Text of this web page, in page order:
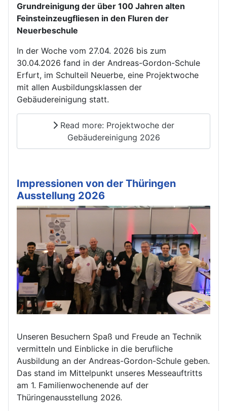
Grundreinigung der über 100 Jahren alten
Feinsteinzeugfliesen in den Fluren der
Neuerbeschule
In der Woche vom 27.04. 2026 bis zum
30.04.2026 fand in der Andreas-Gordon-Schule
Erfurt, im Schulteil Neuerbe, eine Projektwoche
mit allen Ausbildungsklassen der
Gebäudereinigung statt.
Read more: Projektwoche der
Gebäudereinigung 2026
Impressionen von der Thüringen
Ausstellung 2026
Unseren Besuchern Spaß und Freude an Technik
vermitteln und Einblicke in die berufliche
Ausbildung an der Andreas-Gordon-Schule geben.
Das stand im Mittelpunkt unseres Messeauftritts
am 1. Familienwochenende auf der
Thüringenausstellung 2026.